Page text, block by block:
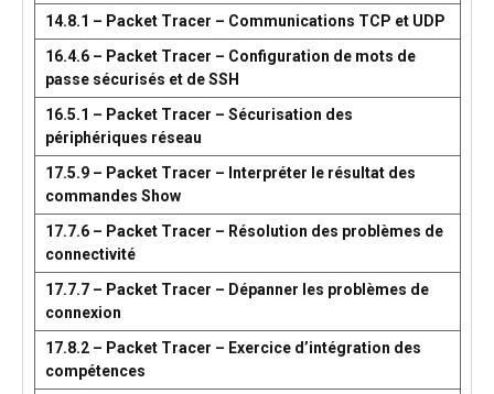
14.8.1 – Packet Tracer – Communications TCP et UDP
16.4.6 – Packet Tracer – Configuration de mots de
passe sécurisés et de SSH
16.5.1 – Packet Tracer – Sécurisation des
périphériques réseau
17.5.9 – Packet Tracer – Interpréter le résultat des
commandes Show
17.7.6 – Packet Tracer – Résolution des problèmes de
connectivité
17.7.7 – Packet Tracer – Dépanner les problèmes de
connexion
17.8.2 – Packet Tracer – Exercice d’intégration des
compétences